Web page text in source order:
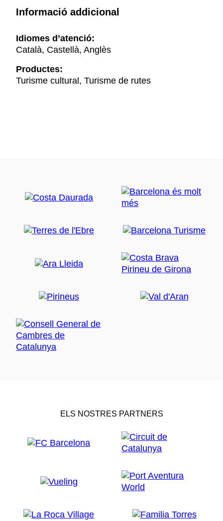
Informació addicional
Idiomes d’atenció:
Català, Castellà, Anglès
Productes:
Turisme cultural, Turisme de rutes
ELS NOSTRES PARTNERS